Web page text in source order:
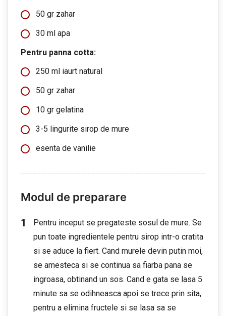
50 gr zahar
30 ml apa
Pentru panna cotta:
250 ml iaurt natural
50 gr zahar
10 gr gelatina
3-5 lingurite sirop de mure
esenta de vanilie
Modul de preparare
Pentru inceput se pregateste sosul de mure. Se
pun toate ingredientele pentru sirop intr-o cratita
si se aduce la fiert. Cand murele devin putin moi,
se amesteca si se continua sa fiarba pana se
ingroasa, obtinand un sos. Cand e gata se lasa 5
minute sa se odihneasca apoi se trece prin sita,
pentru a elimina fructele si se lasa sa se